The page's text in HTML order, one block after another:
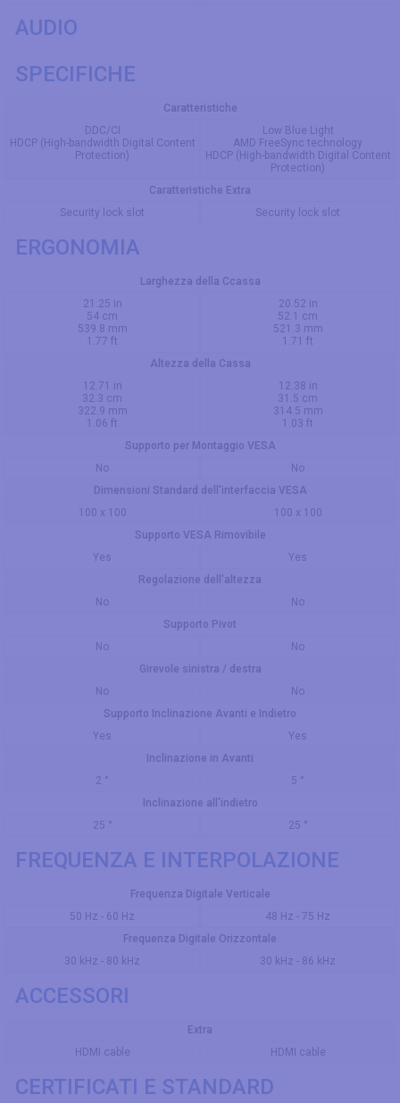
AUDIO
SPECIFICHE
Caratteristiche
DDC/CI
HDCP (High-bandwidth Digital Content
Protection)
Low Blue Light
AMD FreeSync technology
HDCP (High-bandwidth Digital Content
Protection)
Caratteristiche Extra
Security lock slot
Security lock slot
ERGONOMIA
Larghezza della Ccassa
21.25 in
54 cm
539.8 mm
1.77 ft
20.52 in
52.1 cm
521.3 mm
1.71 ft
Altezza della Cassa
12.71 in
32.3 cm
322.9 mm
1.06 ft
12.38 in
31.5 cm
314.5 mm
1.03 ft
Supporto per Montaggio VESA
No
No
Dimensioni Standard dell'interfaccia VESA
100 x 100
100 x 100
Supporto VESA Rimovibile
Yes
Yes
Regolazione dell'altezza
No
No
Supporto Pivot
No
No
Girevole sinistra / destra
No
No
Supporto Inclinazione Avanti e Indietro
Yes
Yes
Inclinazione in Avanti
2 °
5 °
Inclinazione all'indietro
25 °
25 °
FREQUENZA E INTERPOLAZIONE
Frequenza Digitale Verticale
50 Hz - 60 Hz
48 Hz - 75 Hz
Frequenza Digitale Orizzontale
30 kHz - 80 kHz
30 kHz - 86 kHz
ACCESSORI
Extra
HDMI cable
HDMI cable
CERTIFICATI E STANDARD